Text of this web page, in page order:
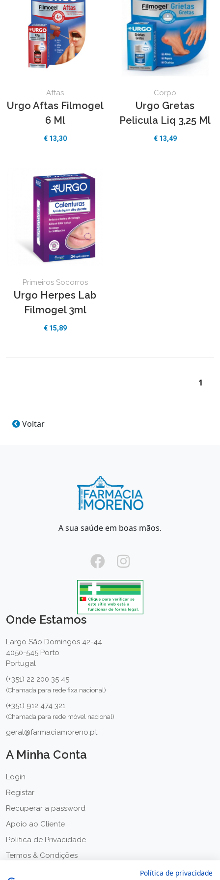
Aftas
Urgo Aftas Filmogel
6 Ml
€ 13,30
Corpo
Urgo Gretas
Pelicula Liq 3,25 Ml
€ 13,49
Primeiros Socorros
Urgo Herpes Lab
Filmogel 3ml
€ 15,89
1
Voltar
A sua saúde em boas mãos.
Onde Estamos
Largo São Domingos 42-44
4050-545 Porto
Portugal
(+351) 22 200 35 45
(Chamada para rede fixa nacional)
(+351) 912 474 321
(Chamada para rede móvel nacional)
geral@farmaciamoreno.pt
A Minha Conta
Login
Registar
Recuperar a password
Apoio ao Cliente
Política de Privacidade
Termos & Condições
Política de privacidade